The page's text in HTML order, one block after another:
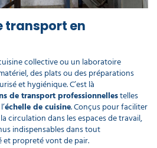
transport en
collective ou un laboratoire
des plats ou des préparations
et hygiénique. C’est là
de transport professionnellestelles
échelle de cuisine. Conçus pour faciliter
circulation dans les espaces de travail,
indispensables dans tout
propreté vont de pair.